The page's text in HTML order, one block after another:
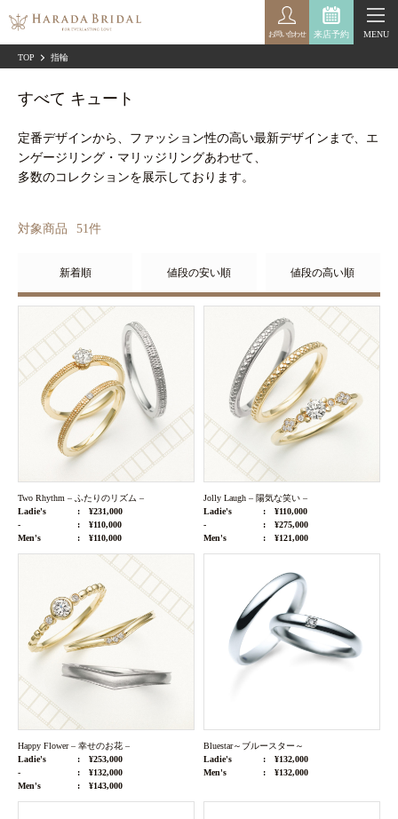
来店予約
お問い合わせ MENU
TOP 指輪
すべて キュート
定番デザインから、ファッション性の高い最新デザインまで、エ
ンゲージリング・マリッジリングあわせて、
多数のコレクションを展示しております。
対象商品 51件
新着順 値段の安い順 値段の高い順
Two Rhythm – ふたりのリズム –
Ladie's
¥231,000
-
¥110,000
Men's
¥110,000
Jolly Laugh – 陽気な笑い –
Ladie's
¥110,000
-
¥275,000
Men's
¥121,000
Happy Flower – 幸せのお花 –
Ladie's
¥253,000
-
¥132,000
Men's
¥143,000
Bluestar～ブルースター～
Ladie's
¥132,000
Men's
¥132,000